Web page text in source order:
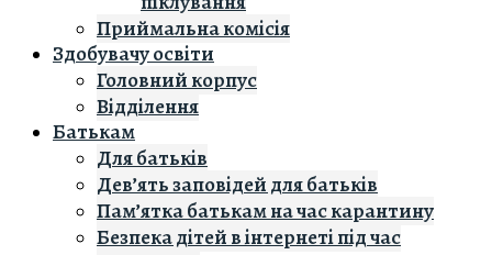
Приймальна комісія
Здобувачу освіти
Головний корпус
Вiддiлення
Батькам
Для батьків
Дев’ять заповідей для батьків
Пам’ятка батькам на час карантину
Безпека дітей в інтернеті під час